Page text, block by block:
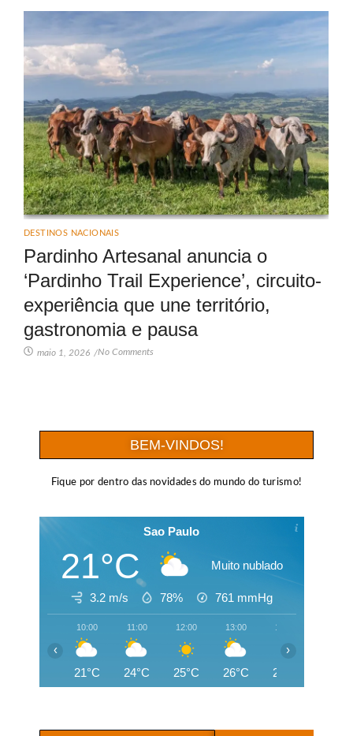
DESTINOS NACIONAIS
Pardinho Artesanal anuncia o
‘Pardinho Trail Experience’, circuito-
experiência que une território,
gastronomia e pausa
maio 1, 2026 /No Comments
BEM-VINDOS!
Fique por dentro das novidades do mundo do turismo!
Sao Paulo
21°C Muito nublado
3.2 m/s 78% 761 mmHg
10:00
21°C
11:00
24°C
12:00
25°C
13:00
26°C
14:00
26°C
‹ ›